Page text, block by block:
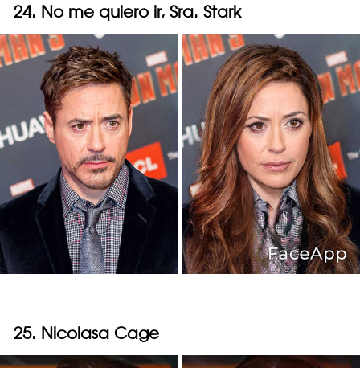
24. No me quiero ir, Sra. Stark
25. Nicolasa Cage